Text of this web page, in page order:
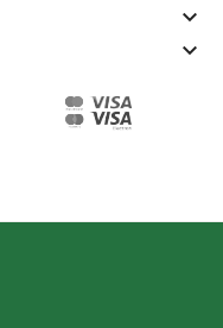
keyboard_arrow_down
keyboard_arrow_down